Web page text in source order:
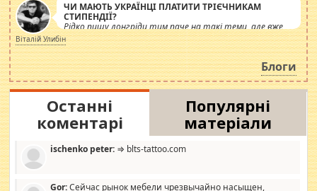
ЧИ МАЮТЬ УКРАЇНЦІ ПЛАТИТИ ТРІЄЧНИКАМ
СТИПЕНДІЇ?
Рідко пишу лонгріди тим паче на такі теми, але вже
просто дістало! Обурюють сьогоднішні інсенуації
навколо стипендіального питання. Штучно
роздувається ще одна соціальна катастрофа.
Віталій Улибін
Блоги
Останні
коментарі
Популярні
матеріали
ischenko peter: ⇒ blts-tattoo.com
Gor:Сейчас рынок мебели чрезвычайно насыщен,